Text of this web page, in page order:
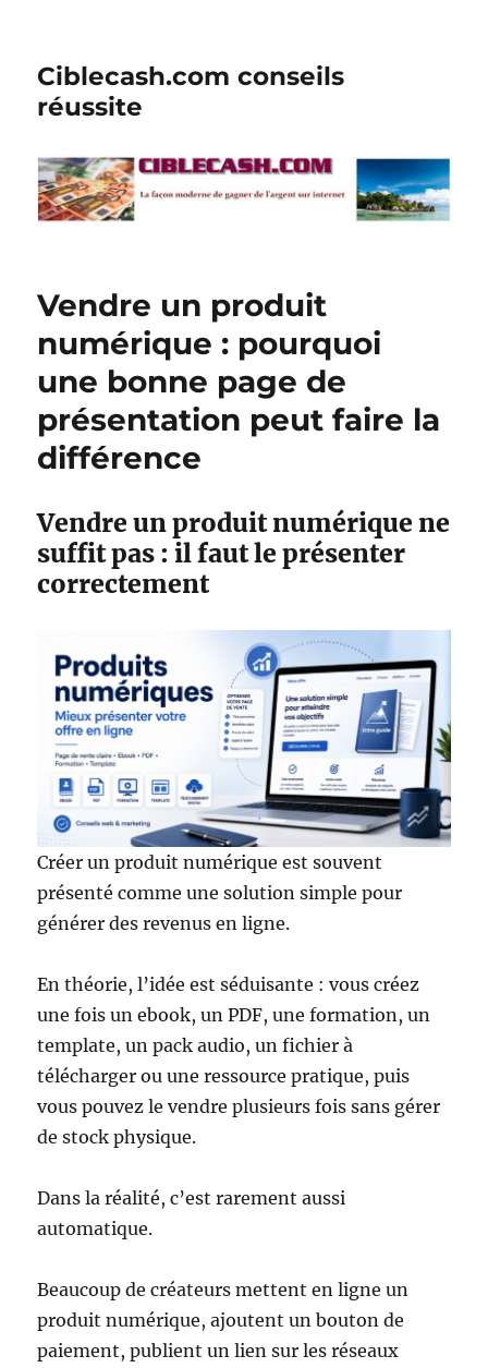
Ciblecash.com conseils
réussite
Vendre un produit
numérique : pourquoi
une bonne page de
présentation peut faire la
différence
Vendre un produit numérique ne
suffit pas : il faut le présenter
correctement
Créer un produit numérique est souvent
présenté comme une solution simple pour
générer des revenus en ligne.
En théorie, l’idée est séduisante : vous créez
une fois un ebook, un PDF, une formation, un
template, un pack audio, un fichier à
télécharger ou une ressource pratique, puis
vous pouvez le vendre plusieurs fois sans gérer
de stock physique.
Dans la réalité, c’est rarement aussi
automatique.
Beaucoup de créateurs mettent en ligne un
produit numérique, ajoutent un bouton de
paiement, publient un lien sur les réseaux